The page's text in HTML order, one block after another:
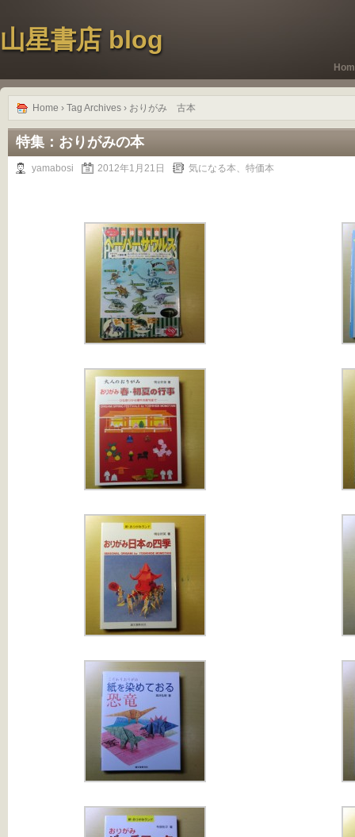
山星書店 blog
Home › Tag Archives › おりがみ 古本
特集：おりがみの本
yamabosi 2012年1月21日 気になる本、特価本